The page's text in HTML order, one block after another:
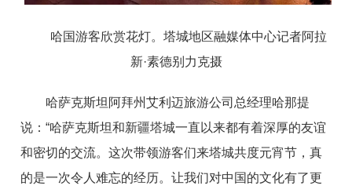
哈国游客欣赏花灯。塔城地区融媒体中心记者阿拉
新·素德别力克摄
哈萨克斯坦阿拜州艾利迈旅游公司总经理哈那提
说 ：“哈萨克斯坦和新疆塔城一直以来都有着深厚的友谊
和密切的交流。这次带领游客们来塔城共度元宵节，真
的是一次令人难忘的经历。让我们对中国的文化有了更